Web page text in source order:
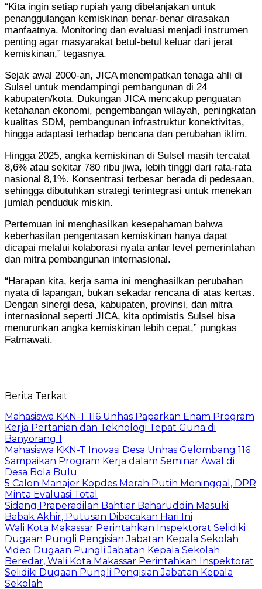
“Kita ingin setiap rupiah yang dibelanjakan untuk
penanggulangan kemiskinan benar-benar dirasakan
manfaatnya. Monitoring dan evaluasi menjadi instrumen
penting agar masyarakat betul-betul keluar dari jerat
kemiskinan,” tegasnya.
Sejak awal 2000-an, JICA menempatkan tenaga ahli di
Sulsel untuk mendampingi pembangunan di 24
kabupaten/kota. Dukungan JICA mencakup penguatan
ketahanan ekonomi, pengembangan wilayah, peningkatan
kualitas SDM, pembangunan infrastruktur konektivitas,
hingga adaptasi terhadap bencana dan perubahan iklim.
Hingga 2025, angka kemiskinan di Sulsel masih tercatat
8,6% atau sekitar 780 ribu jiwa, lebih tinggi dari rata-rata
nasional 8,1%. Konsentrasi terbesar berada di pedesaan,
sehingga dibutuhkan strategi terintegrasi untuk menekan
jumlah penduduk miskin.
Pertemuan ini menghasilkan kesepahaman bahwa
keberhasilan pengentasan kemiskinan hanya dapat
dicapai melalui kolaborasi nyata antar level pemerintahan
dan mitra pembangunan internasional.
“Harapan kita, kerja sama ini menghasilkan perubahan
nyata di lapangan, bukan sekadar rencana di atas kertas.
Dengan sinergi desa, kabupaten, provinsi, dan mitra
internasional seperti JICA, kita optimistis Sulsel bisa
menurunkan angka kemiskinan lebih cepat,” pungkas
Fatmawati.
Berita Terkait
Mahasiswa KKN-T 116 Unhas Paparkan Enam Program
Kerja Pertanian dan Teknologi Tepat Guna di
Banyorang 1
Mahasiswa KKN-T Inovasi Desa Unhas Gelombang 116
Sampaikan Program Kerja dalam Seminar Awal di
Desa Bola Bulu
5 Calon Manajer Kopdes Merah Putih Meninggal, DPR
Minta Evaluasi Total
Sidang Praperadilan Bahtiar Baharuddin Masuki
Babak Akhir, Putusan Dibacakan Hari Ini
Wali Kota Makassar Perintahkan Inspektorat Selidiki
Dugaan Pungli Pengisian Jabatan Kepala Sekolah
Video Dugaan Pungli Jabatan Kepala Sekolah
Beredar, Wali Kota Makassar Perintahkan Inspektorat
Selidiki Dugaan Pungli Pengisian Jabatan Kepala
Sekolah